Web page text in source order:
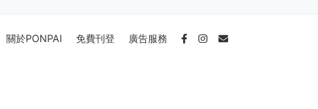
關於PONPAI 免費刊登 廣告服務